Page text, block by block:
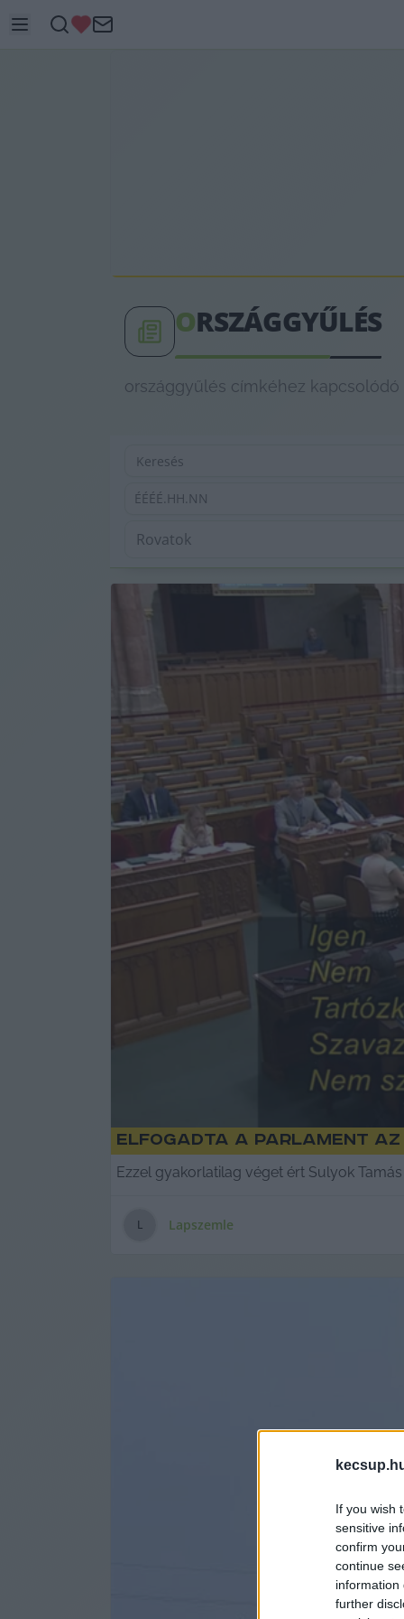
If you wish
sensitive
confirm
continue
information
further
ORSZÁGGYŰLÉS
országgyűlés címkéhez
ÉÉÉÉ.HH.NN
Elfogadta a parlament az
Ezzel gyakorlatilag véget ért Sulyok
L Lapszemle